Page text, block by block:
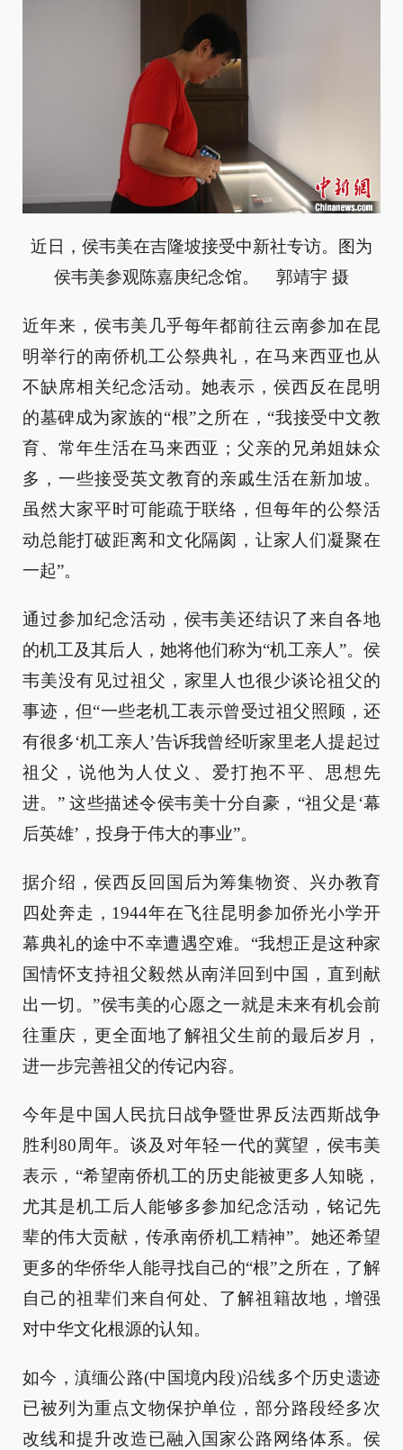
近日，侯韦美在吉隆坡接受中新社专访。图为
侯韦美参观陈嘉庚纪念馆。 郭靖宇 摄
近年来，侯韦美几乎每年都前往云南参加在昆
明举行的南侨机工公祭典礼，在马来西亚也从
不缺席相关纪念活动。她表示，侯西反在昆明
的墓碑成为家族的“根”之所在，“我接受中文教
育、常年生活在马来西亚；父亲的兄弟姐妹众
多，一些接受英文教育的亲戚生活在新加坡。
虽然大家平时可能疏于联络，但每年的公祭活
动总能打破距离和文化隔阂，让家人们凝聚在
一起”。
通过参加纪念活动，侯韦美还结识了来自各地
的机工及其后人，她将他们称为“机工亲人”。侯
韦美没有见过祖父，家里人也很少谈论祖父的
事迹，但“一些老机工表示曾受过祖父照顾，还
有很多‘机工亲人’告诉我曾经听家里老人提起过
祖父，说他为人仗义、爱打抱不平、思想先
进。” 这些描述令侯韦美十分自豪，“祖父是‘幕
后英雄’，投身于伟大的事业”。
据介绍，侯西反回国后为筹集物资、兴办教育
四处奔走，1944年在飞往昆明参加侨光小学开
幕典礼的途中不幸遭遇空难。“我想正是这种家
国情怀支持祖父毅然从南洋回到中国，直到献
出一切。”侯韦美的心愿之一就是未来有机会前
往重庆，更全面地了解祖父生前的最后岁月，
进一步完善祖父的传记内容。
今年是中国人民抗日战争暨世界反法西斯战争
胜利80周年。谈及对年轻一代的冀望，侯韦美
表示，“希望南侨机工的历史能被更多人知晓，
尤其是机工后人能够多参加纪念活动，铭记先
辈的伟大贡献，传承南侨机工精神”。她还希望
更多的华侨华人能寻找自己的“根”之所在，了解
自己的祖辈们来自何处、了解祖籍故地，增强
对中华文化根源的认知。
如今，滇缅公路(中国境内段)沿线多个历史遗迹
已被列为重点文物保护单位，部分路段经多次
改线和提升改造已融入国家公路网络体系。侯